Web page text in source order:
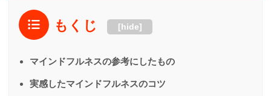
もくじ [hide]
マインドフルネスの参考にしたもの
実感したマインドフルネスのコツ